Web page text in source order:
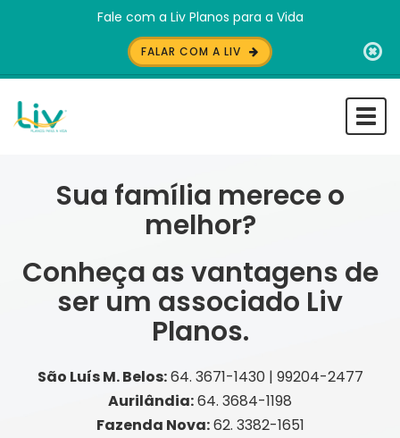
Fale com a Liv Planos para a Vida
FALAR COM A LIV
Sua família merece o
melhor?
Conheça as vantagens de
ser um associado Liv
Planos.
São Luís M. Belos:64. 3671-1430 | 99204-2477
Aurilândia:64. 3684-1198
Fazenda Nova:62. 3382-1651